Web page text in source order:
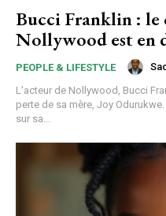
Bucci Franklin : le célèbre acteur de
Nollywood est en
PEOPLE & LIFESTYLE
L'acteur de Nollywood, Bucci
perte de sa mère, Joy Odurukwe. Dans un message touchant diffusé
sur sa...